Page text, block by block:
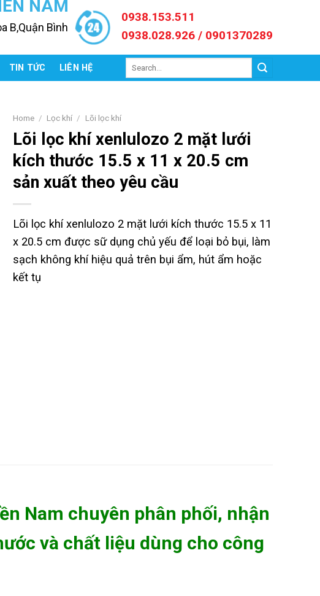
NAM
B,Quận Bình
0938.153.511
0938.028.926 / 0901370289
TIN TỨC LIÊN HỆ
Home / Lọc khí / Lõi lọc khí
Lõi lọc khí xenlulozo 2 mặt lưới
kích thước 15.5 x 11 x 20.5 cm
sản xuất theo yêu cầu
Lõi lọc khí xenlulozo 2 mặt lưới kích thước 15.5 x 11
x 20.5 cm được sữ dụng chủ yếu để loại bỏ bụi, làm
sạch không khí hiệu quả trên bụi ẩm, hút ẩm hoặc
kết tụ
Nam chuyên phân phối, nhận
và chất liệu dùng cho công